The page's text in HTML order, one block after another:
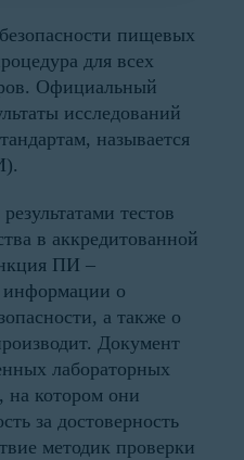
пищевых
для всех
Официальный
исследований
называется
тестов
в аккредитованной
ПИ –
информации о
а также о
Документ
лабораторных
на котором они
за достоверность
методик проверки